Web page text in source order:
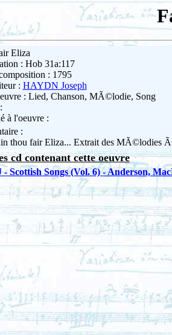
Eliza
: Hob 31a:117
: 1795
: HAYDN Joseph
: Lied, Chanson, MÃ©lodie, Song
à l'oeuvre :
:
thou fair Eliza... Extrait des MÃ©lodies
cd contenant cette oeuvre
- Scottish Songs (Vol. 6) - Anderson,